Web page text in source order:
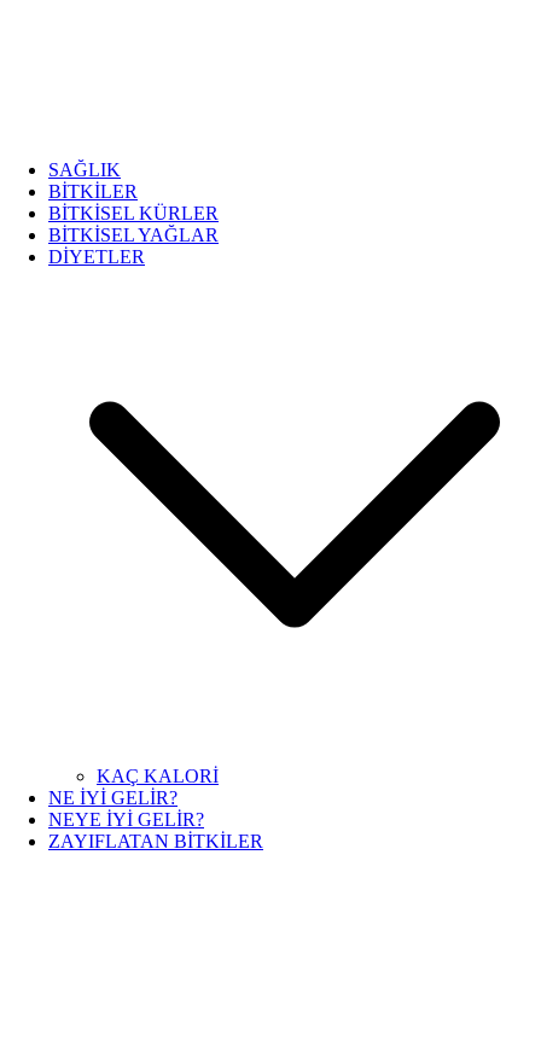
SAĞLIK
BİTKİLER
BİTKİSEL KÜRLER
BİTKİSEL YAĞLAR
DİYETLER
KAÇ KALORİ
NE İYİ GELİR?
NEYE İYİ GELİR?
ZAYIFLATAN BİTKİLER